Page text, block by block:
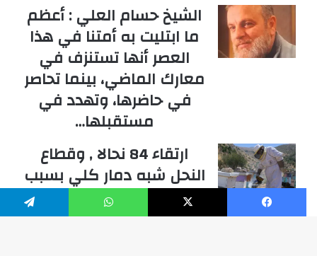
الشيخ حسام العلي : أعظم
ما ابتليت به أمتنا في هذا
العصر أنها تستنزف في
معارك الماضي، بينما تحاصر
في حاضرها، وتهدد في
مستقبلها…
ارتقاء 84 نحالا , وقطاع
النحل شبه دمار كلي بسبب
الحرب في جنوب لبنان
والخسائر بملايين الدولارات
فيسبوك ‫X واتساب تيلقرام